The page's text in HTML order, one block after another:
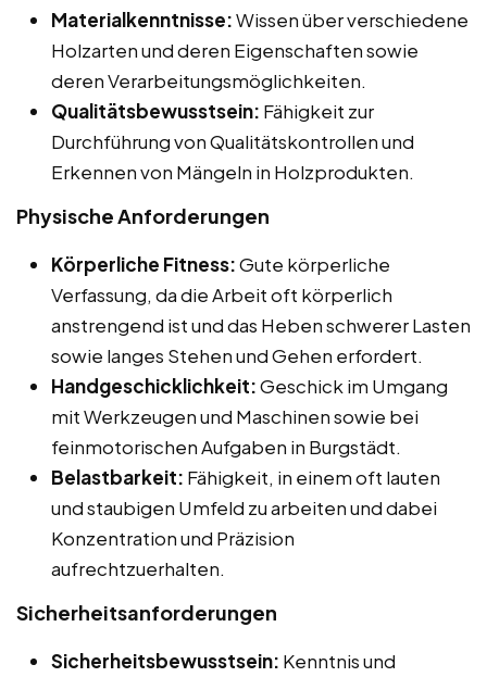
Materialkenntnisse:Wissen über verschiedene
Holzarten und deren Eigenschaften sowie
deren Verarbeitungsmöglichkeiten.
Qualitätsbewusstsein: Fähigkeit zur
Durchführung von Qualitätskontrollen und
Erkennen von Mängeln in Holzprodukten.
Physische Anforderungen
Körperliche Fitness:Gute körperliche
Verfassung, da die Arbeit oft körperlich
anstrengend ist und das Heben schwerer Lasten
sowie langes Stehen und Gehen erfordert.
Handgeschicklichkeit:Geschick im Umgang
mit Werkzeugen und Maschinen sowie bei
feinmotorischen Aufgaben in Burgstädt.
Belastbarkeit: Fähigkeit, in einem oft lauten
und staubigen Umfeld zu arbeiten und dabei
Konzentration und Präzision
aufrechtzuerhalten.
Sicherheitsanforderungen
Sicherheitsbewusstsein: Kenntnis und